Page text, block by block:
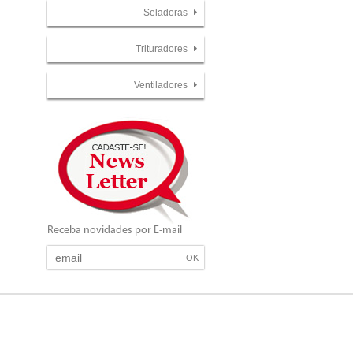
Seladoras
Trituradores
Ventiladores
Receba novidades por E-mail
OK